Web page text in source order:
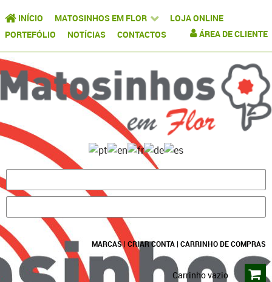
INÍCIO MATOSINHOS EM FLOR
LOJA ONLINE
PORTEFÓLIO
NOTÍCIAS ÁREA DE CLIENTE
CONTACTOS
MARCAS| CRIAR CONTA | CARRINHO DE COMPRAS
Carrinho vazio